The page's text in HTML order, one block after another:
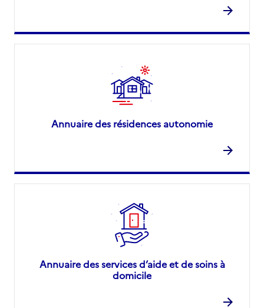
Annuaire des résidences autonomie
Annuaire des services d’aide et de soins à
domicile